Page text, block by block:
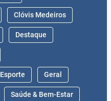
Clóvis Medeiros
Destaque
Esporte Geral
Saúde & Bem-Estar